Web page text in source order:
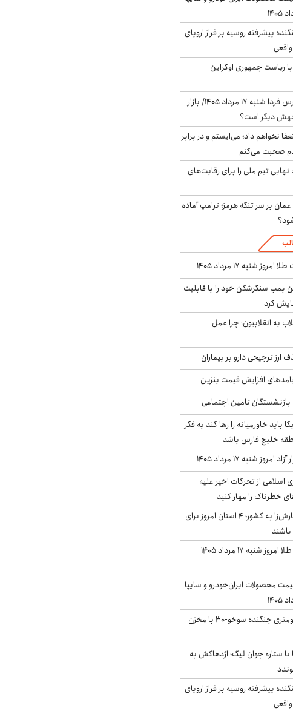
۱۰ جنگنده پیشرفته روسیه بر فراز اروپای
ریاست جمهوری اوکراین
پیش‌بینی بورس فردا شنبه ۱۷ مرداد ۱۴۰۵/ بازار
دیگر است؟
نخواهم داد؛ می‌ایستم و در برابر
صحبت می‌کنم
نهایی تیم ملی را برای رقابت‌های
عمان بر سر تنگه هرمز؛ ترامپ آماده
شنبه ۱۷ مرداد ۱۴۰۵
بمب سنگرشکن خود را با قابلیت
کرد
به انقلابیون؛ چرا عمل
ارز ترجیحی دارو بر بیماران
افزایش قیمت بنزین
تامین اجتماعی
باید خاورمیانه را رها کند به فکر
خلیج فارس باشد
شنبه ۱۷ مرداد ۱۴۰۵
اسلامی از تحرکات اخیر علیه
خطرناک را مهار کنید
نفوذ جریان بارش‌زا به کشور؛ ۴ استان امروز برای
باشند
قیمت سکه و طلا امروز شنبه ۱۷ مرداد ۱۴۰۵
محصولات ایران‌خودرو و سایپا
بُرد ۳۰۰۰ کیلومتری جنگنده سوخو-۳۰ با مخزن
ستاره جوان لیگ؛ اژدهاکش به
۱۰ جنگنده پیشرفته روسیه بر فراز اروپای